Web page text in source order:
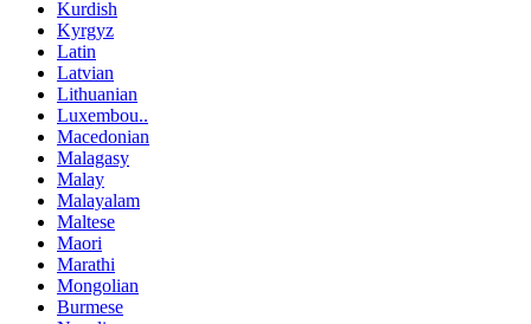
Kurdish
Kyrgyz
Latin
Latvian
Lithuanian
Luxembou..
Macedonian
Malagasy
Malay
Malayalam
Maltese
Maori
Marathi
Mongolian
Burmese